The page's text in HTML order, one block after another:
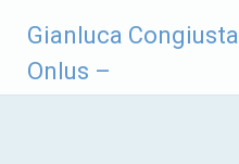
contenuto
Gianluca Congiusta
Onlus –